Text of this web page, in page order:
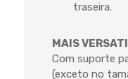
traseira.
MAIS
Com suporte
(exceto no